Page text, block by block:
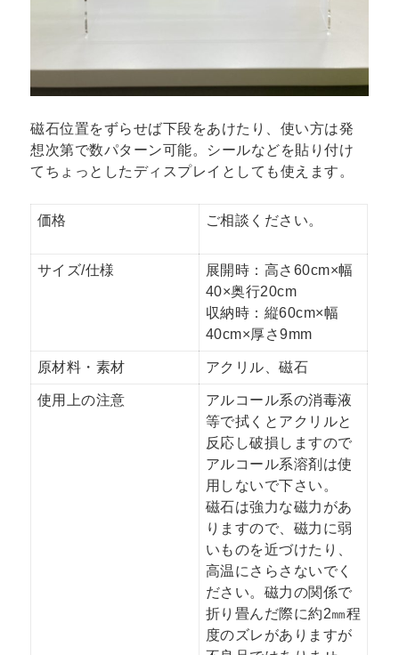
磁石位置をずらせば下段をあけたり、使い方は発
想次第で数パターン可能。シールなどを貼り付け
てちょっとしたディスプレイとしても使えます。
価格 ご相談ください。
サイズ/仕様
展開時：高さ60cm×幅
40×奥行20cm
収納時：縦60cm×幅
40cm×厚さ9mm
原材料・素材 アクリル、磁石
使用上の注意
アルコール系の消毒液
等で拭くとアクリルと
反応し破損しますので
アルコール系溶剤は使
用しないで下さい。
磁石は強力な磁力があ
りますので、磁力に弱
いものを近づけたり、
高温にさらさないでく
ださい。磁力の関係で
折り畳んだ際に約2㎜程
度のズレがありますが